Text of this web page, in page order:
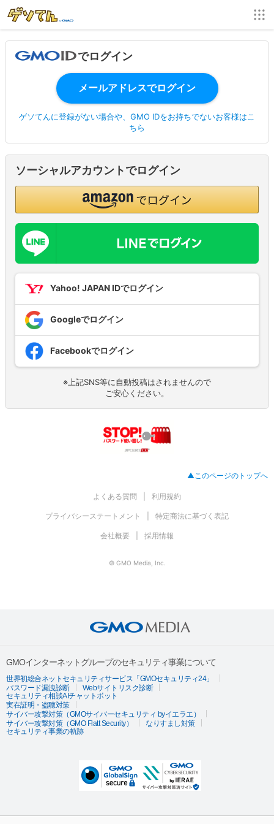
でログイン
ゲソてんに登録がない場合や、GMO IDをお持ちでないお客様はこ
ちら
ソーシャルアカウントでログイン
Yahoo! JAPAN IDでログイン
Googleでログイン
Facebookでログイン
※上記SNS等に自動投稿はされませんので
ご安心ください。
▲このページのトップへ
よくある質問 利用規約
プライバシーステートメント 特定商法に基づく表記
会社概要 採用情報
© GMO Media, Inc.
GMOインターネットグループのセキュリティ事業について
世界初総合ネットセキュリティサービス「GMOセキュリティ24」
パスワード漏洩診断
Webサイトリスク診断
セキュリティ相談AIチャットボット
実在証明・盗聴対策
サイバー攻撃対策（GMOサイバーセキュリティ byイエラエ）
サイバー攻撃対策（GMO Flatt Security）
なりすまし対策
セキュリティ事業の軌跡